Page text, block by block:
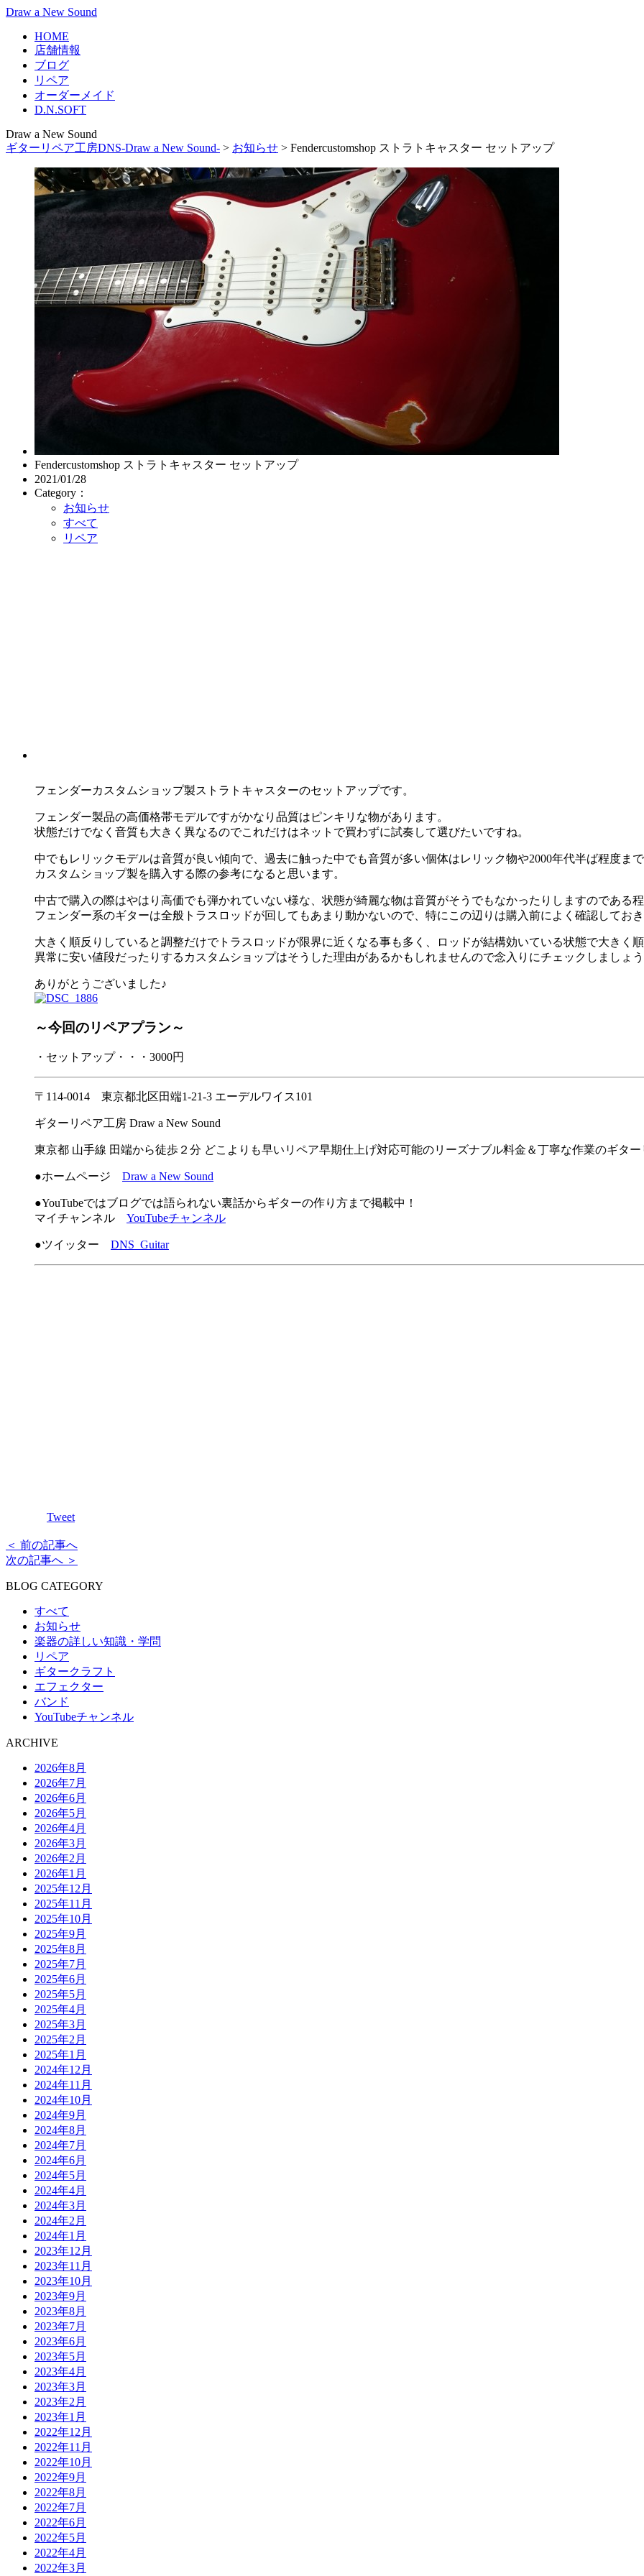
Draw a New Sound
HOME
店舗情報
ブログ
リペア
オーダーメイド
D.N.SOFT
Draw a New Sound
ギターリペア工房DNS-Draw a New Sound- > お知らせ > Fendercustomshop ストラトキャスター セットアップ
Fendercustomshop ストラトキャスター セットアップ
2021/01/28
Category：
お知らせ
すべて
リペア
フェンダーカスタムショップ製ストラトキャスターのセットアップです。
フェンダー製品の高価格帯モデルですがかなり品質はピンキリな物があります。
状態だけでなく音質も大きく異なるのでこれだけはネットで買わずに試奏して選びたいですね。
中でもレリックモデルは音質が良い傾向で、過去に触った中でも音質が多い個体はレリック物や2000年代半ば程度ま
カスタムショップ製を購入する際の参考になると思います。
中古で購入の際はやはり高価でも弾かれていない様な、状態が綺麗な物は音質がそうでもなかったりしますのである
フェンダー系のギターは全般トラスロッドが回してもあまり動かないので、特にこの辺りは購入前によく確認しておき
大きく順反りしていると調整だけでトラスロッドが限界に近くなる事も多く、ロッドが結構効いている状態で大きく
異常に安い値段だったりするカスタムショップはそうした理由があるかもしれませんので念入りにチェックしましょう
ありがとうございました♪
～今回のリペアプラン～
・セットアップ・・・3000円
〒114-0014 東京都北区田端1-21-3 エーデルワイス101
ギターリペア工房 Draw a New Sound
東京都 山手線 田端から徒歩２分 どこよりも早いリペア早期仕上げ対応可能のリーズナブル料金＆丁寧な作業のギタ
●ホームページ Draw a New Sound
●YouTubeではブログでは語られない裏話からギターの作り方まで掲載中！
マイチャンネル YouTubeチャンネル
●ツイッター DNS_Guitar
Tweet
＜ 前の記事へ
次の記事へ ＞
BLOG CATEGORY
すべて
お知らせ
楽器の詳しい知識・学問
リペア
ギタークラフト
エフェクター
バンド
YouTubeチャンネル
ARCHIVE
2026年8月
2026年7月
2026年6月
2026年5月
2026年4月
2026年3月
2026年2月
2026年1月
2025年12月
2025年11月
2025年10月
2025年9月
2025年8月
2025年7月
2025年6月
2025年5月
2025年4月
2025年3月
2025年2月
2025年1月
2024年12月
2024年11月
2024年10月
2024年9月
2024年8月
2024年7月
2024年6月
2024年5月
2024年4月
2024年3月
2024年2月
2024年1月
2023年12月
2023年11月
2023年10月
2023年9月
2023年8月
2023年7月
2023年6月
2023年5月
2023年4月
2023年3月
2023年2月
2023年1月
2022年12月
2022年11月
2022年10月
2022年9月
2022年8月
2022年7月
2022年6月
2022年5月
2022年4月
2022年3月